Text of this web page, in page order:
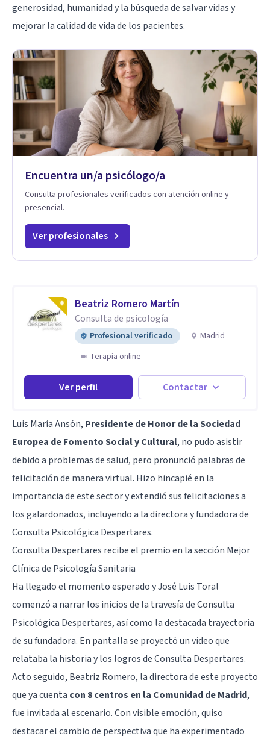
generosidad, humanidad y la búsqueda de salvar vidas y
mejorar la calidad de vida de los pacientes.
Encuentra un/a psicólogo/a
Consulta profesionales verificados con atención online y
presencial.
Ver profesionales
Beatriz Romero Martín
Consulta de psicología
Profesional verificado
Madrid
Terapia online
Ver perfil Contactar
Luis María Ansón, Presidente de Honor de la Sociedad
Europea de Fomento Social y Cultural, no pudo asistir
debido a problemas de salud, pero pronunció palabras de
felicitación de manera virtual. Hizo hincapié en la
importancia de este sector y extendió sus felicitaciones a
los galardonados, incluyendo a la directora y fundadora de
Consulta Psicológica Despertares.
Consulta Despertares recibe el premio en la sección Mejor
Clínica de Psicología Sanitaria
Ha llegado el momento esperado y José Luis Toral
comenzó a narrar los inicios de la travesía de Consulta
Psicológica Despertares, así como la destacada trayectoria
de su fundadora. En pantalla se proyectó un vídeo que
relataba la historia y los logros de Consulta Despertares.
Acto seguido, Beatriz Romero, la directora de este proyecto
que ya cuenta con 8 centros en la Comunidad de Madrid,
fue invitada al escenario. Con visible emoción, quiso
destacar el cambio de perspectiva que ha experimentado